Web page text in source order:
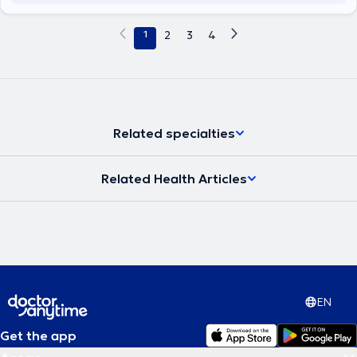
1 2 3 4
Related specialties
Related Health Articles
EN
Get the app